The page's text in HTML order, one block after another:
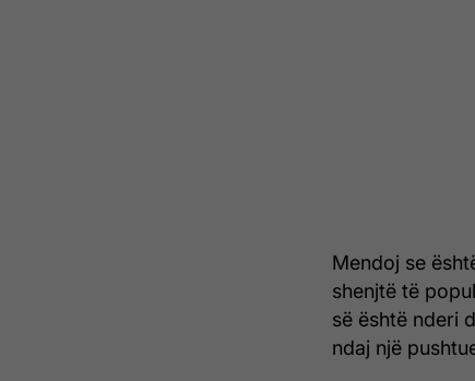
Mendoj se
shenjtë të
së është nderi
ndaj një